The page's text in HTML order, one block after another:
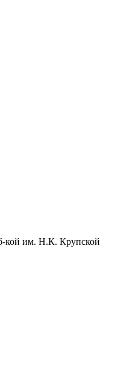
кой им. Н.К. Крупской